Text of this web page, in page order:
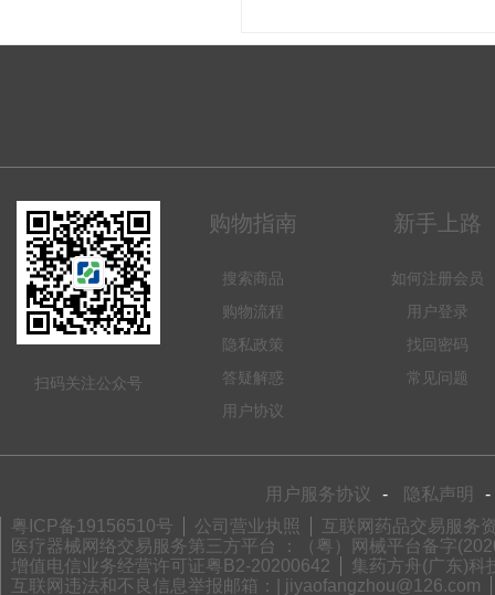
扫码关注公众号
购物指南
搜索商品
购物流程
隐私政策
答疑解惑
用户协议
新手上路
如何注册会员
用户登录
找回密码
常见问题
用户服务协议 - 隐私声明
-
粤ICP备19156510号
公司营业执照
互联网药品交易服务
医疗器械网络交易服务第三方平台 ：（粤）网械平台备字
增值电信业务经营许可证粤B2-20200642
集药方舟(广东)科
互联网违法和不良信息举报邮箱：| jiyaofangzhou@126.com